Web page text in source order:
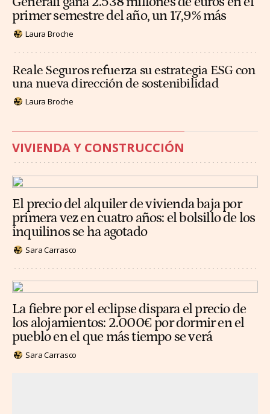
primer semestre del año, un 17,9% más
Laura Broche
Reale Seguros refuerza su estrategia ESG con
una nueva dirección de sostenibilidad
Laura Broche
VIVIENDA Y CONSTRUCCIÓN
El precio del alquiler de vivienda baja por
primera vez en cuatro años: el bolsillo de los
inquilinos se ha agotado
Sara Carrasco
La fiebre por el eclipse dispara el precio de
los alojamientos: 2.000€ por dormir en el
pueblo en el que más tiempo se verá
Sara Carrasco